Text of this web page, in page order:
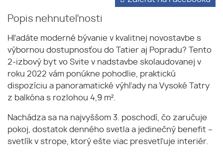
Popis nehnuteľnosti
Hľadáte moderné bývanie v kvalitnej novostavbe s
výbornou dostupnosťou do Tatier aj Popradu? Tento
2-izbový byt vo Svite v nadstavbe skolaudovanej v
roku 2022 vám ponúkne pohodlie, praktickú
dispozíciu a panoramatické výhľady na Vysoké Tatry
z balkóna s rozlohou 4,9 m².
Nachádza sa na najvyššom 3. poschodí, čo zaručuje
pokoj, dostatok denného svetla a jedinečný benefit –
svetlík v strope, ktorý ešte viac presvetľuje interiér.